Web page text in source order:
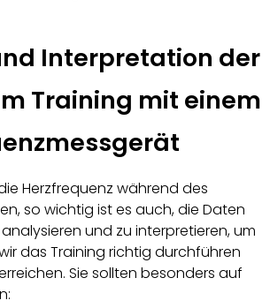
Interpretation der
Training mit einem
Herzfrequenz während des
so wichtig ist es auch, die Daten
und zu interpretieren, um
das Training richtig durchführen
Sie sollten besonders auf